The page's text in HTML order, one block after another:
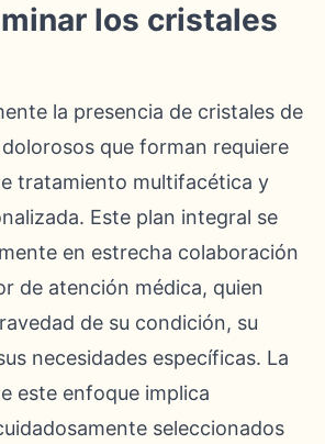
los cristales
la presencia de cristales de
que forman requiere
tratamiento multifacética y
Este plan integral se
en estrecha colaboración
de atención médica, quien
de su condición, su
necesidades específicas. La
este enfoque implica
seleccionados